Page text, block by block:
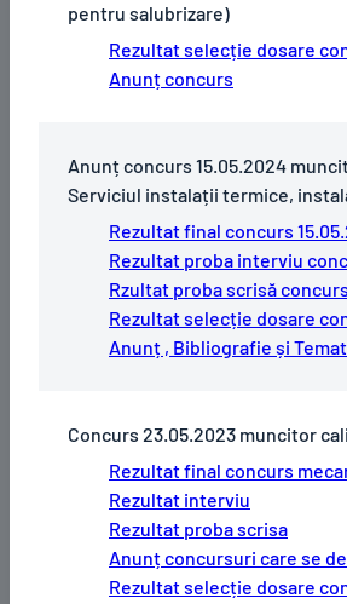
pentru salubrizare)
Anunț concurs
Rezultat selecție dosare
Anunț concurs 15.05.2024
Serviciul instalații termice,
Anunț , Bibliografie și
Rezultat selecție dosare
Rzultat proba scrisă
Rezultat proba interviu
Rezultat final concurs
Concurs 23.05.2023 muncitor
Rezultat selecție dosare
Anunț concursuri care se
Rezultat proba scrisa
Rezultat interviu
Rezultat final concurs